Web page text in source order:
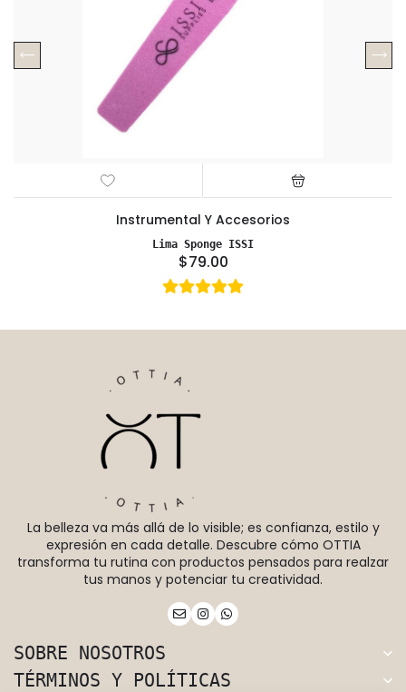
Instrumental Y Accesorios
Lima Sponge ISSI
$79.00
La belleza va más allá de lo visible; es confianza, estilo y
expresión en cada detalle. Descubre cómo OTTIA
transforma tu rutina con productos pensados para realzar
tus manos y potenciar tu creatividad.
SOBRE NOSOTROS
TÉRMINOS Y POLÍTICAS